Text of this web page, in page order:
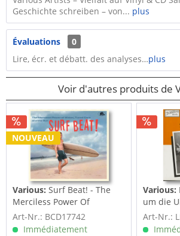
Geschichte schreiben – von... plus
Évaluations
0
Lire, écr. et débatt. des analyses…plus
Voir d'autres produits de
NOUVEAU
Various: Surf Beat! - The
Merciless Power Of
Water,...
Art-Nr.: BCD17742
Immédiatement
Various:
um die
Art-Nr.: